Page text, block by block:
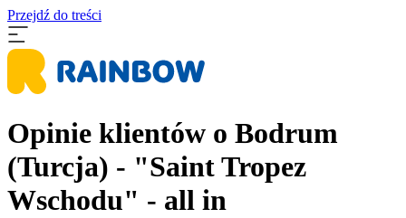
Przejdź do treści
Opinie klientów o Bodrum
(Turcja) - "Saint Tropez
Wschodu" - all in